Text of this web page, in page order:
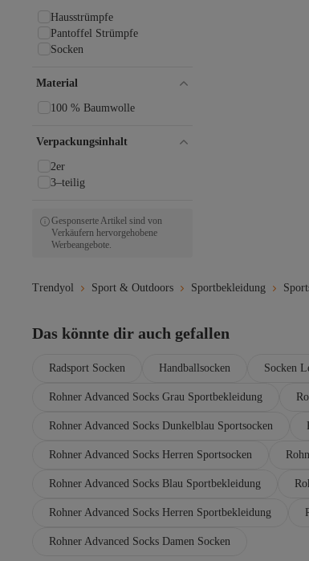
Hausstrümpfe
Pantoffel Strümpfe
Socken
Material
100 % Baumwolle
Verpackungsinhalt
2er
3–teilig
Gesponserte Artikel sind von
Verkäufern hervorgehobene
Werbeangebote.
Trendyol Sport & Outdoors Sportbekleidung
Das könnte dir auch gefallen
Radsport Socken Handballsocken Socken
Rohner Advanced Socks Grau Sportbekleidung
Rohner Advanced Socks Dunkelblau Sportsocken
Rohner Advanced Socks Herren Sportsocken
Rohner Advanced Socks Blau Sportbekleidung
Rohner Advanced Socks Herren Sportbekleidung
Rohner Advanced Socks Damen Socken